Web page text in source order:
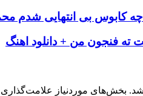
کابوس بی انتهایی شدم
فنجون من + دانلود اهنگ
بخش‌های موردنیاز علامت‌گذاری